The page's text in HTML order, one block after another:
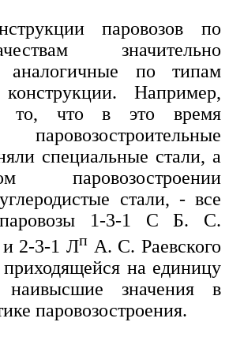
паровозов по
значительно
аналогичные по типам
Например,
то, что в это время
специальные стали, а
стали, - все
1-3-1 С Б. С.
и 2-3-1 Лп А. С. Раевского
на единицу
значения в
паровозостроения.